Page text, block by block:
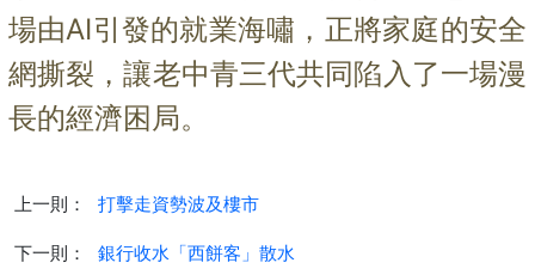
場由AI引發的就業海嘯，正將家庭的安全
網撕裂，讓老中青三代共同陷入了一場漫
長的經濟困局。
上一則： 打擊走資勢波及樓市
下一則： 銀行收水「西餅客」散水